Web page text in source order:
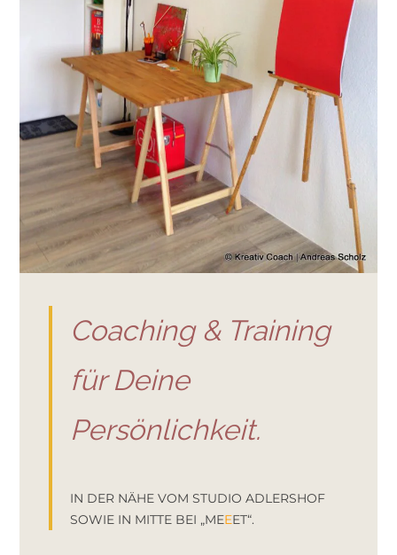
Coaching & Training
für Deine
Persönlichkeit.
IN DER NÄHE VOM STUDIO ADLERSHOF
SOWIE IN MITTE BEI „MEEET“.